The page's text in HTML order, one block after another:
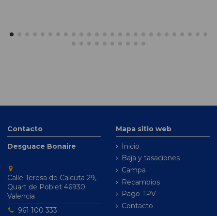
Contacto
Desguace Bonaire
Calle Teresa de Calcuta 29,
Quart de Poblet 46930
Valencia
961 100 333
Mapa sitio web
Inicio
Baja y tasaciones
Campa
Recambios
Pago TPV
Contacto